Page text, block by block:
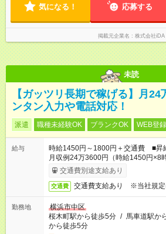
気になる！ 応募する
掲載元企業名 株式会社iDA
未読
【ガッツリ長期で稼げる】月24
ンタン入力や電話対応！
派遣 職種未経験OK ブランクOK WEB登
給与
時給1450円～1800円＋交通費 ■
月収例24万3600円（時給1450円×8
交通費別途支給あり
交通費 交通費支給あり ※当社規定
勤務地
横浜市中区
桜木町駅から徒歩5分 / 馬車道駅か
から徒歩5分